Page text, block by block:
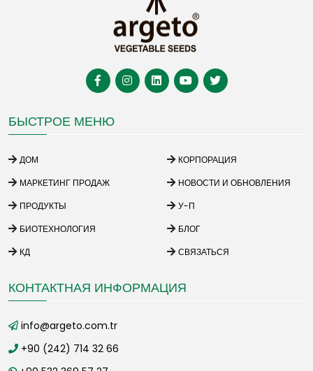
БЫСТРОЕ МЕНЮ
ДОМ
КОРПОРАЦИЯ
МАРКЕТИНГ ПРОДАЖ
НОВОСТИ И ОБНОВЛЕНИЯ
ПРОДУКТЫ
У-П
БИОТЕХНОЛОГИЯ
БЛОГ
КД
СВЯЗАТЬСЯ
КОНТАКТНАЯ ИНФОРМАЦИЯ
info@argeto.com.tr
+90 (242) 714 32 66